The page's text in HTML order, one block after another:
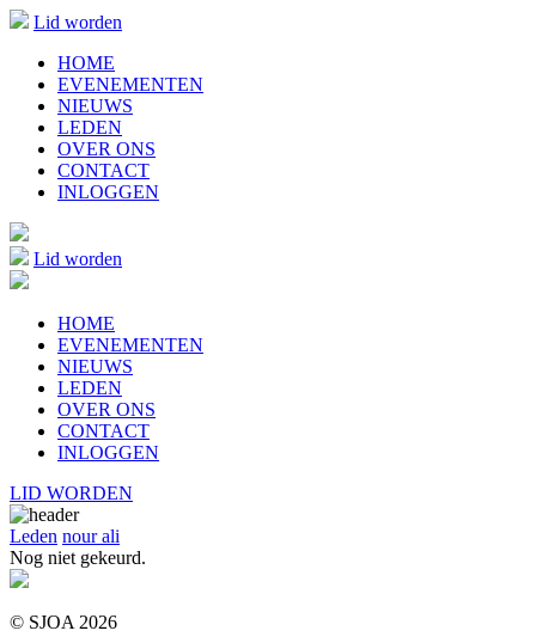
Lid worden
HOME
EVENEMENTEN
NIEUWS
LEDEN
OVER ONS
CONTACT
INLOGGEN
Lid worden
HOME
EVENEMENTEN
NIEUWS
LEDEN
OVER ONS
CONTACT
INLOGGEN
LID WORDEN
Leden nour ali
Nog niet gekeurd.
© SJOA 2026